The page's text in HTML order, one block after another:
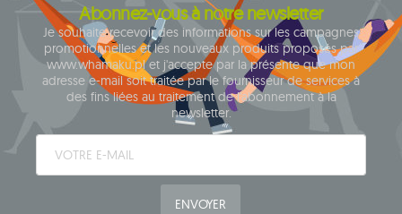
Abonnez-vous à notre newsletter
Je souhaite recevoir des informations sur les campagnes
promotionnelles et les nouveaux produits proposés par
www.whamaku.pl et j'accepte par la présente que mon
adresse e-mail soit traitée par le fournisseur de services à
des fins liées au traitement de l'abonnement à la
newsletter.
ENVOYER